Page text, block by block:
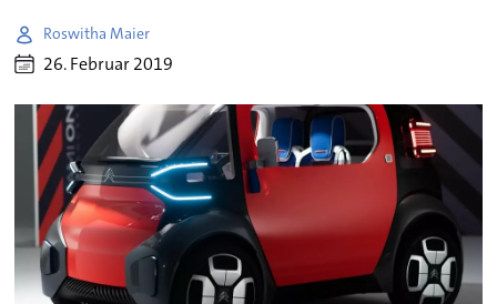
Roswitha Maier
26. Februar 2019